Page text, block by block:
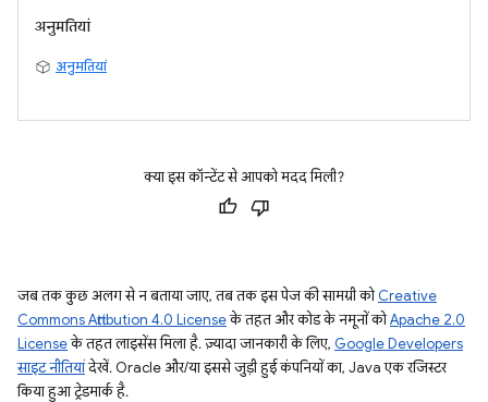
अनुमतियां
अनुमतियां
क्या इस कॉन्टेंट से आपको मदद मिली?
जब तक कुछ अलग से न बताया जाए, तब तक इस पेज की सामग्री कोCreative
Commons Attribution 4.0 Licenseके तहत और कोड के नमूनों कोApache 2.0
Licenseके तहत लाइसेंस मिला है. ज़्यादा जानकारी के लिए, Google Developers
साइट नीतियांदेखें. Oracle और/या इससे जुड़ी हुई कंपनियों का, Java एक रजिस्टर
किया हुआ ट्रेडमार्क है.